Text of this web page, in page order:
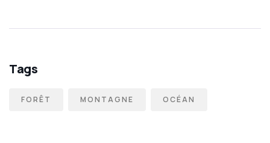
Tags
FORÊT MONTAGNE OCÉAN